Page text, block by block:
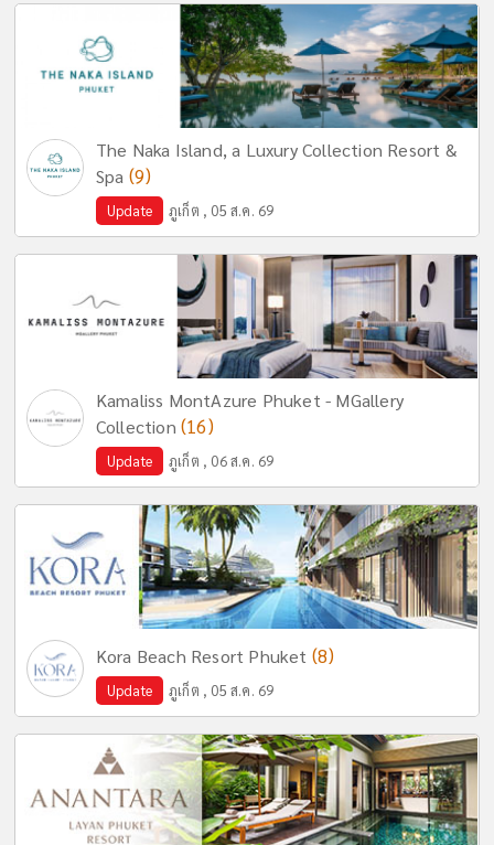
The Naka Island, a Luxury Collection Resort &
Spa (9)
Update ภูเก็ต , 05 ส.ค. 69
Kamaliss MontAzure Phuket - MGallery
Collection (16)
Update ภูเก็ต , 06 ส.ค. 69
Kora Beach Resort Phuket (8)
Update ภูเก็ต , 05 ส.ค. 69